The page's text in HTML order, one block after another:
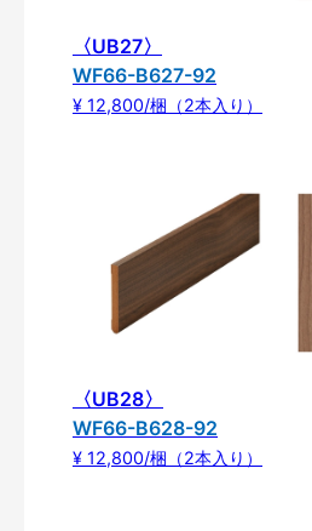
〈UB27〉
WF66-B627-92
¥ 12,800/梱（2本入り）
〈UB28〉
WF66-B628-92
¥ 12,800/梱（2本入り）